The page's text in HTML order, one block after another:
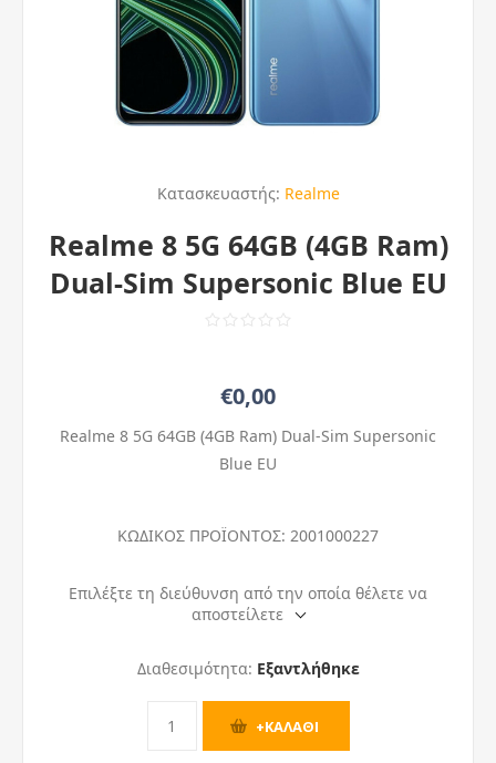
Κατασκευαστής: Realme
Realme 8 5G 64GB (4GB Ram)
Dual-Sim Supersonic Blue EU
€0,00
Realme 8 5G 64GB (4GB Ram) Dual-Sim Supersonic
Blue EU
ΚΩΔΙΚΟΣ ΠΡΟΪΟΝΤΟΣ: 2001000227
Επιλέξτε τη διεύθυνση από την οποία θέλετε να
αποστείλετε
Διαθεσιμότητα: Εξαντλήθηκε